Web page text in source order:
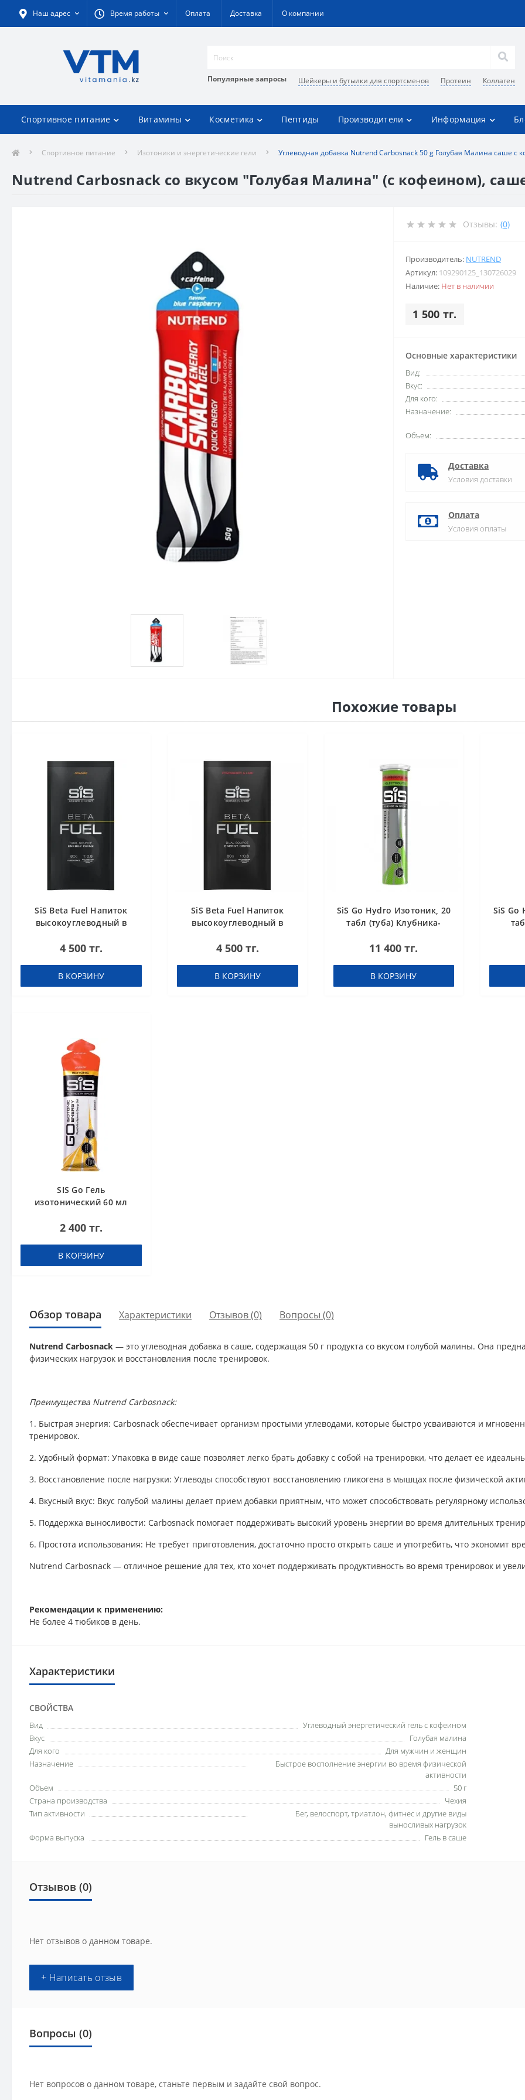
Наш адрес Время работы Оплата Доставка О компании
Популярные запросы Шейкеры и бутылки для спортсменов Протеин Коллаген
Спортивное питание Витамины Косметика Пептиды Производители Информация
Спортивное питание Изотоники и энергетические гели Углеводная добавка Nutrend Carbosnack 50 g Голубая Малина саше с
Nutrend Carbosnack со вкусом "Голубая Малина" (с кофеином),
Отзывы: (0)
Производитель: NUTREND
Артикул: 109290125_130726029
Наличие: Нет в наличии
1 500 тг.
Основные характеристики
Вид:
Вкус:
Для кого:
Назначение:
Объем:
Доставка
Условия доставки
Оплата
Условия оплаты
Похожие товары
SiS Beta Fuel Напиток
высокоуглеводный в
4 500 тг.
В КОРЗИНУ
SiS Beta Fuel Напиток
высокоуглеводный в
Лайм
4 500 тг.
В КОРЗИНУ
SiS Go Hydro Изотоник, 20
табл (туба) Клубника-
11 400 тг.
В КОРЗИНУ
SiS Go
SIS Go Гель
изотонический 60 мл
2 400 тг.
В КОРЗИНУ
Обзор товара Характеристики Отзывов (0) Вопросы (0)
Nutrend Carbosnack — это углеводная добавка в саше, содержащая 50 г продукта со вкусом голубой малины. Она
физических нагрузок и восстановления после тренировок.
Преимущества Nutrend Carbosnack:
1. Быстрая энергия: Carbosnack обеспечивает организм простыми углеводами, которые быстро усваиваются и
тренировок.
2. Удобный формат: Упаковка в виде саше позволяет легко брать добавку с собой на тренировки, что делает ее
3. Восстановление после нагрузки: Углеводы способствуют восстановлению гликогена в мышцах после физической
4. Вкусный вкус: Вкус голубой малины делает прием добавки приятным, что может способствовать регулярному
5. Поддержка выносливости: Carbosnack помогает поддерживать высокий уровень энергии во время длительных
6. Простота использования: Не требует приготовления, достаточно просто открыть саше и употребить, что экономит
Nutrend Carbosnack — отличное решение для тех, кто хочет поддерживать продуктивность во время тренировок и
Рекомендации к применению:
Не более 4 тюбиков в день.
Характеристики
СВОЙСТВА
Вид
Углеводный энергетический гель с кофеином
Вкус
Голубая малина
Для кого
Для мужчин и женщин
Назначение
Быстрое восполнение энергии во время физической
активности
Объем
50 г
Страна производства
Чехия
Тип активности
Бег, велоспорт, триатлон, фитнес и другие виды
выносливых нагрузок
Форма выпуска
Гель в саше
Отзывов (0)
Нет отзывов о данном товаре.
+ Написать отзыв
Вопросы (0)
Нет вопросов о данном товаре, станьте первым и задайте свой вопрос.